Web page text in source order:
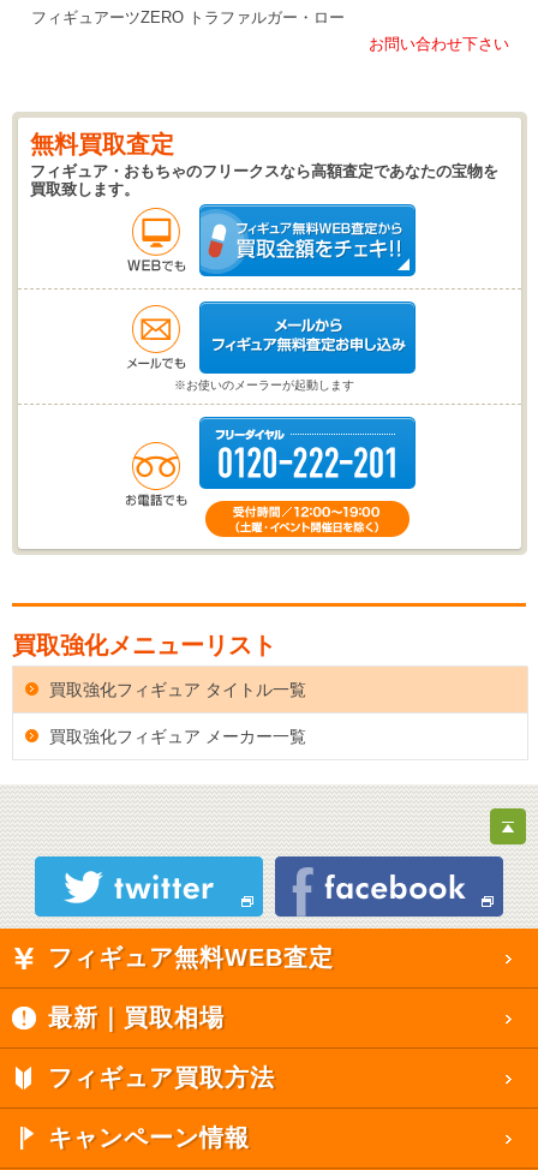
フィギュアーツZERO トラファルガー・ロー
お問い合わせ下さい
無料買取査定
フィギュア・おもちゃのフリークスなら高額査定であなたの宝物を
買取致します。
※お使いのメーラーが起動します
買取強化メニューリスト
買取強化フィギュア タイトル一覧
買取強化フィギュア メーカー一覧
フィギュア無料WEB査定
最新｜買取相場
フィギュア買取方法
キャンペーン情報